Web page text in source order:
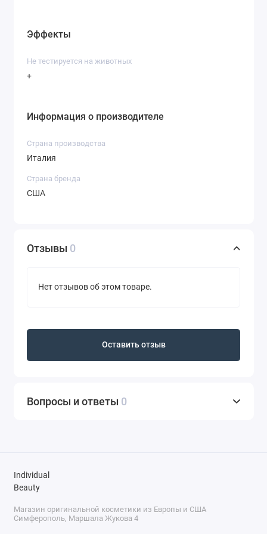
Эффекты
Не тестируется на животных
+
Информация о производителе
Страна производства
Италия
Страна бренда
США
Отзывы 0
Нет отзывов об этом товаре.
Оставить отзыв
Вопросы и ответы 0
Individual
Beauty
Магазин оригинальной косметики из Европы и США
Симферополь, Маршала Жукова 4